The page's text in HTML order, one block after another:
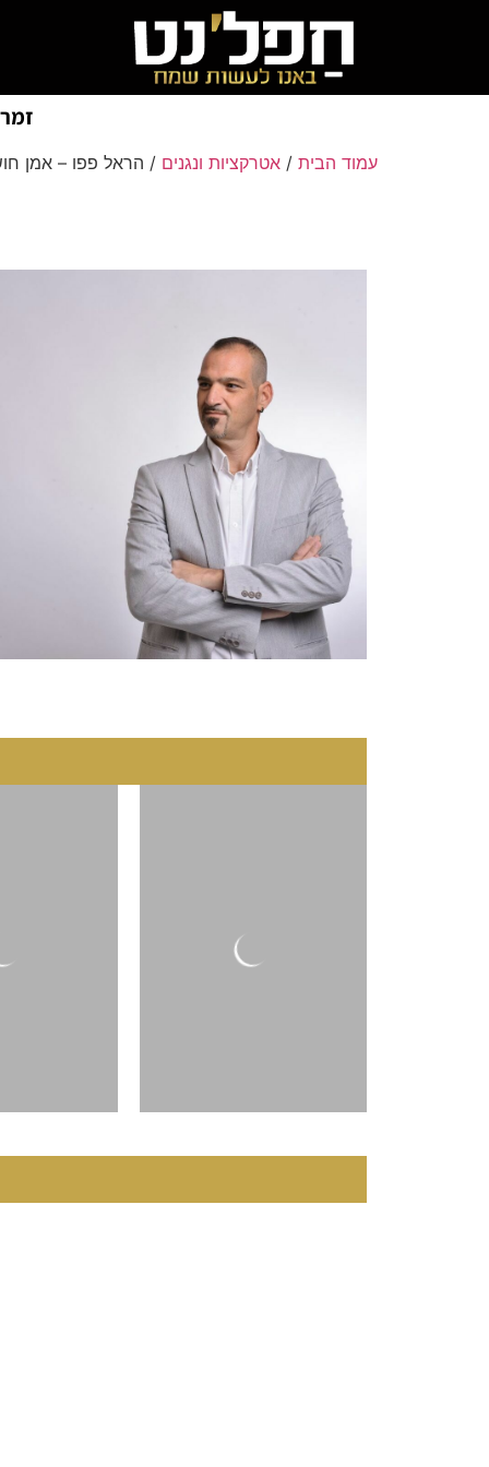
עמוד הבית / אטרקציות ונגנים / הראל פפו – אמן